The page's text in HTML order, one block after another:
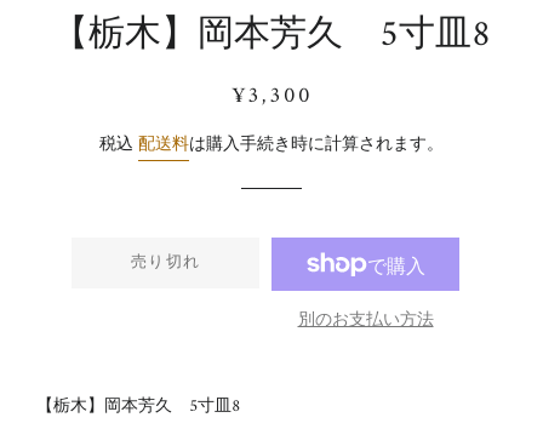
【栃木】岡本芳久 5寸皿8
通
価
販
価
¥3,300
税込 配送料は購入手続き時に計算されます。
売り切れ
別のお支払い方法
【栃木】岡本芳久 5寸皿8